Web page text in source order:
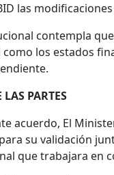
las
contempla
como los estados
PARTES
acuerdo, El
su validación
que trabajara en